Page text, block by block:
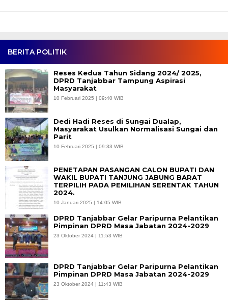
BERITA POLITIK
Reses Kedua Tahun Sidang 2024/ 2025,
DPRD Tanjabbar Tampung Aspirasi
Masyarakat
10 Februari 2025 | 09:40 WIB
Dedi Hadi Reses di Sungai Dualap,
Masyarakat Usulkan Normalisasi Sungai dan
Parit
10 Februari 2025 | 09:33 WIB
PENETAPAN PASANGAN CALON BUPATI DAN
WAKIL BUPATI TANJUNG JABUNG BARAT
TERPILIH PADA PEMILIHAN SERENTAK TAHUN
2024.
10 Januari 2025 | 14:05 WIB
DPRD Tanjabbar Gelar Paripurna Pelantikan
Pimpinan DPRD Masa Jabatan 2024-2029
23 Oktober 2024 | 11:53 WIB
DPRD Tanjabbar Gelar Paripurna Pelantikan
Pimpinan DPRD Masa Jabatan 2024-2029
23 Oktober 2024 | 11:43 WIB